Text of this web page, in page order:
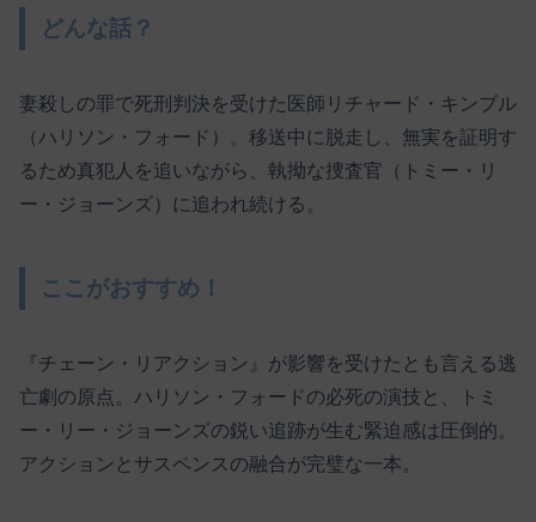
どんな話？
妻殺しの罪で死刑判決を受けた医師リチャード・キンブル
（ハリソン・フォード）。移送中に脱走し、無実を証明す
るため真犯人を追いながら、執拗な捜査官（トミー・リ
ー・ジョーンズ）に追われ続ける。
ここがおすすめ！
『チェーン・リアクション』が影響を受けたとも言える逃
亡劇の原点。ハリソン・フォードの必死の演技と、トミ
ー・リー・ジョーンズの鋭い追跡が生む緊迫感は圧倒的。
アクションとサスペンスの融合が完璧な一本。